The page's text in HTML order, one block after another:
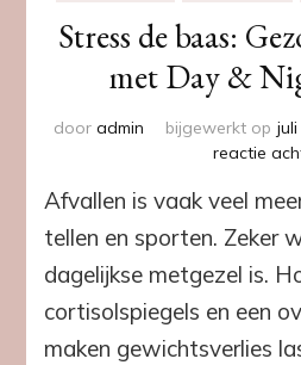
Stress de baas:
met Day &
door admin bijgewerkt op
reactie
Afvallen is vaak veel
tellen en sporten. Zeker
dagelijkse metgezel is.
cortisolspiegels en een
maken gewichtsverlies